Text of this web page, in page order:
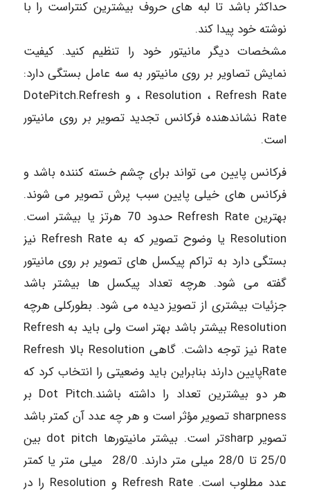
حداکثر باشد تا لبه های حروف بیشترین کنتراست را با
نوشته خود پیدا کند.
مشخصات دیگر مانیتور خود را تنظیم کنید. کیفیت
نمایش تصاویر بر روی مانیتور به سه عامل بستگی دارد:
Resolution ، Refresh Rate ، و DotePitch.Refresh
Rate نشاندهنده فرکانس تجدید تصویر بر روی مانیتور
است.
فرکانس پایین می تواند برای چشم خسته کننده باشد و
فرکانس های خیلی پایین سبب پرش تصویر می شوند.
بهترین Refresh Rate حدود 70 هرتز یا بیشتر است.
Resolution یا وضوح تصویر که به Refresh Rate نیز
بستگی دارد به تراکم پیکسل های تصویر بر روی مانیتور
گفته می شود. هرچه تعداد پیکسل ها بیشتر باشد
جزئیات بیشتری از تصویز دیده می شود. بطورکلی هرچه
Resolution بیشتر باشد بهتر است ولی باید به Refresh
Rate نیز توجه داشت. گاهی Resolution بالا Refresh
Rateپایین دارند بنابراین باید وضعیتی را انتخاب کرد که
هر دو بیشترین تعداد را داشته باشند.Dot Pitch بر
sharpness تصویر مؤثر است و هر چه عدد آن کمتر باشد
تصویر sharpتر است. بیشتر مانیتورها dot pitch بین
25/0 تا 28/0 میلی متر دارند. 28/0 میلی متر یا کمتر
عدد مطلوب است. Refresh Rate و Resolution را در